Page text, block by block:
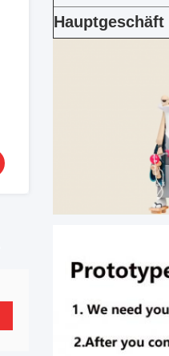
Hauptgeschäft